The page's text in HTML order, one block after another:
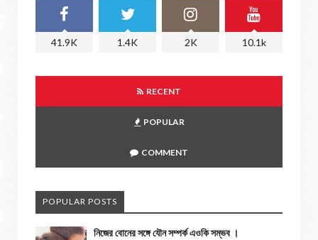
41.9K 1.4K 2K 10.1k
RECENT
POPULAR
COMMENT
POPULAR POSTS
নিজের বোনের সঙ্গে যৌন সম্পর্ক এওকি সম্ভব ।